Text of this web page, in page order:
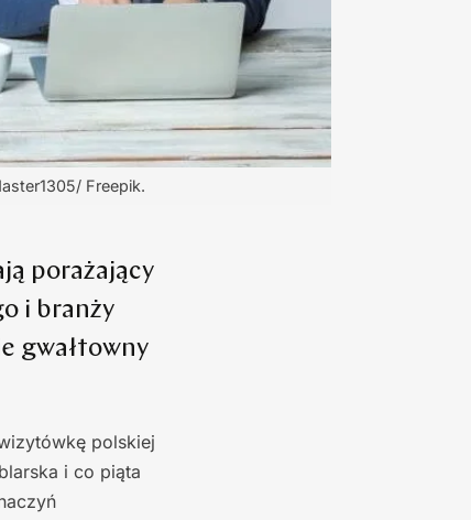
Freepik.
porażający
i branży
gwałtowny
polskiej
i co piąta